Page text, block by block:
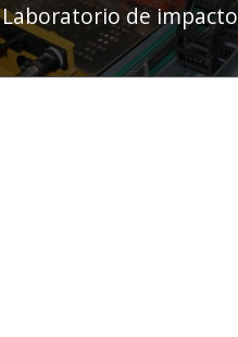
Laboratorio de impacto